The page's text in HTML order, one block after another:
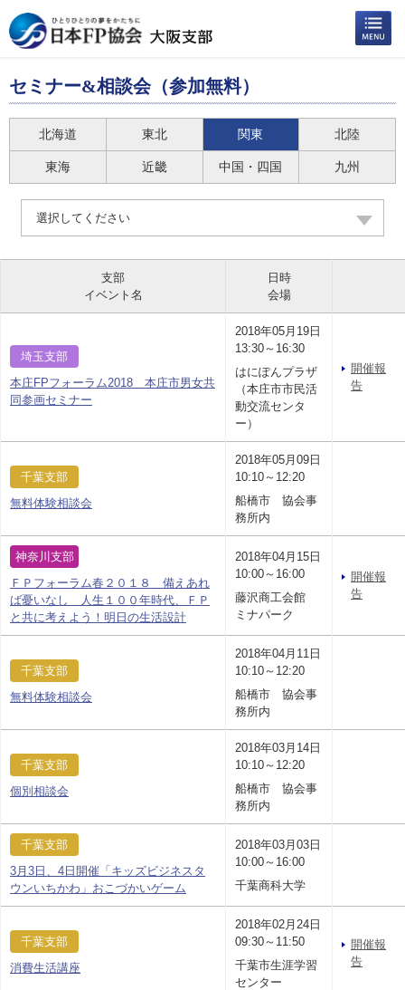
セミナー&相談会（参加無料）
北海道 東北 関東 北陸
東海 近畿 中国・四国 九州
選択してください
支部
イベント名
日時
会場
埼玉支部
本庄FPフォーラム2018 本庄市男女共
同参画セミナー
2018年05月19日
13:30～16:30
はにぽんプラザ
（本庄市市民活
動交流センタ
ー）
開催報
告
千葉支部
無料体験相談会
2018年05月09日
10:10～12:20
船橋市 協会事
務所内
神奈川支部
ＦＰフォーラム春２０１８ 備えあれ
ば憂いなし 人生１００年時代、ＦＰ
と共に考えよう！明日の生活設計
2018年04月15日
10:00～16:00
藤沢商工会館
ミナパーク
開催報
告
千葉支部
無料体験相談会
2018年04月11日
10:10～12:20
船橋市 協会事
務所内
千葉支部
個別相談会
2018年03月14日
10:10～12:20
船橋市 協会事
務所内
千葉支部
3月3日、4日開催「キッズビジネスタ
ウンいちかわ」おこづかいゲーム
2018年03月03日
10:00～16:00
千葉商科大学
千葉支部
消費生活講座
2018年02月24日
09:30～11:50
千葉市生涯学習
センター
開催報
告